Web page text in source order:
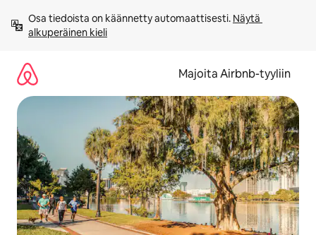
sisältö
väliin
Osa tiedoista on käännetty automaattisesti. Näytä
alkuperäinen kieli
Majoita Airbnb-tyyliin